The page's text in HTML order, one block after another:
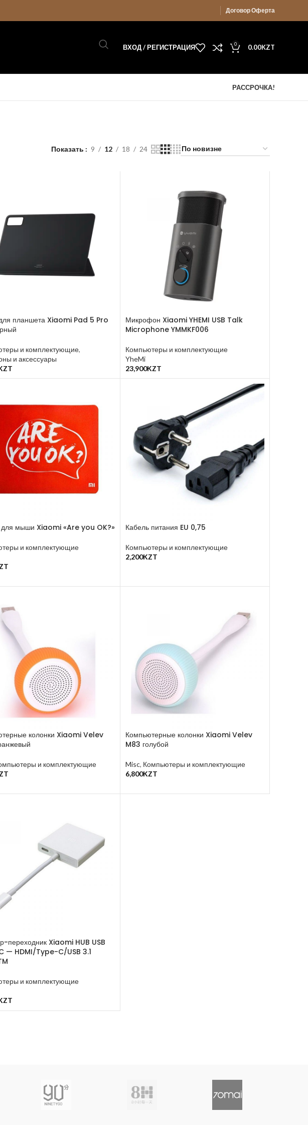
Договор Оферта
ВХОД / РЕГИСТРАЦИЯ 0 0.00KZT
РАССРОЧКА!
Показать 9 12 18 24
планшета Xiaomi Pad 5 Pro
и комплектующие,
и аксессуары
Микрофон Xiaomi YHEMI USB Talk
Microphone YMMKF006
Компьютеры и комплектующие
YheMi
23,900KZT
В Корзину
для мыши Xiaomi «Are you OK?»
и комплектующие
Кабель питания EU 0,75
Компьютеры и комплектующие
2,200KZT
колонки Xiaomi Velev
и комплектующие
Компьютерные колонки Xiaomi Velev
M83 голубой
Misc, Компьютеры и комплектующие
6,800KZT
переходник Xiaomi HUB USB
— HDMI/Type-C/USB 3.1
и комплектующие